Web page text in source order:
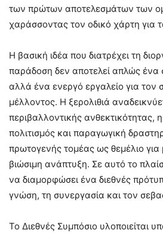
των πρώτων αποτελεσμάτων των
χαράσσοντας τον οδικό χάρτη για
Η βασική ιδέα που διατρέχει τη
παράδοση δεν αποτελεί απλώς ένα
αλλά ένα ενεργό εργαλείο για τον
μέλλοντος. Η ξερολιθιά
περιβαλλοντικής ανθεκτικότητας,
πολιτισμός και παραγωγική
πρωτογενής τομέας ως θεμέλιο για
βιώσιμη ανάπτυξη. Σε αυτό το
να διαμορφώσει ένα διεθνές
γνώση, τη συνεργασία και τον
Το Διεθνές Συμπόσιο υλοποιείται